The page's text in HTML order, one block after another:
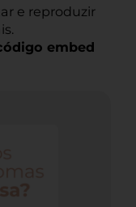
e reproduzir
embed